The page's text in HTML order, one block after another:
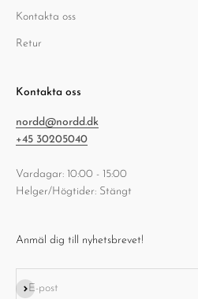
Kontakta oss
Retur
Kontakta oss
nordd@nordd.dk
+45 30205040
Vardagar: 10:00 - 15:00
Helger/Högtider: Stängt
Anmäl dig till nyhetsbrevet!
E-post
Prenumerera